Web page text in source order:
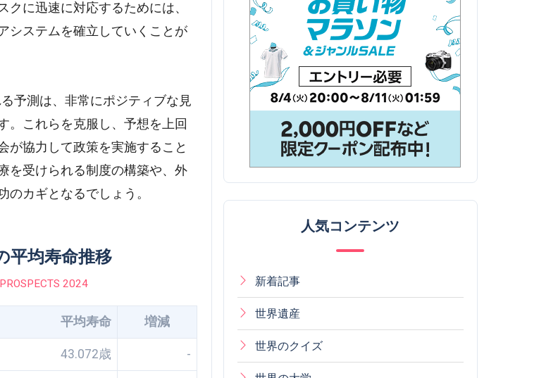
に迅速に対応するためには、
システムを確立していくことが
予測は、非常にポジティブな見
。これらを克服し、予想を上回
が協力して政策を実施すること
を受けられる制度の構築や、外
のカギとなるでしょう。
平均寿命推移
2024
平均寿命 増減
43.072歳 -
人気コンテンツ
新着記事
世界遺産
世界のクイズ